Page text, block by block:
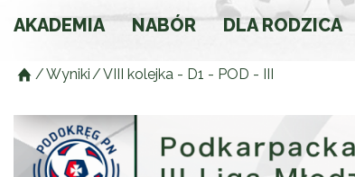
AKADEMIA
Historia
NABÓR DLA RODZICA
Rodzic
Regulamin
/Wyniki/VIII kolejka - D1 - POD - III